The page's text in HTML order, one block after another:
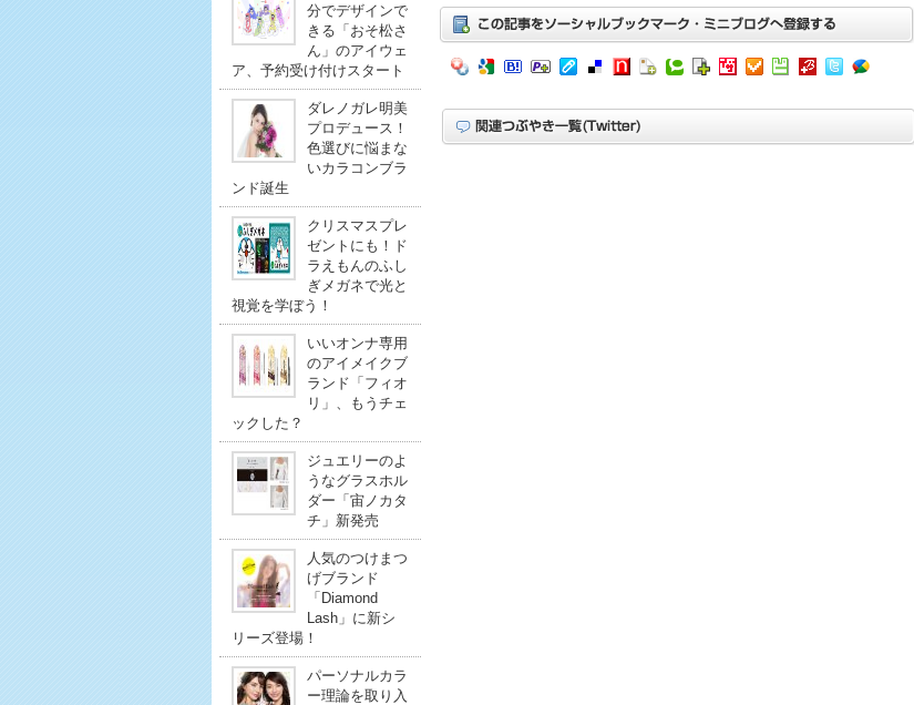
分でデザインで
きる「おそ松さ
ん」のアイウェ
ア、予約受け付けスタート
ダレノガレ明美
プロデュース！
色選びに悩まな
いカラコンブラ
ンド誕生
クリスマスプレ
ゼントにも！ド
ラえもんのふし
ぎメガネで光と
視覚を学ぼう！
いいオンナ専用
のアイメイクブ
ランド「フィオ
リ」、もうチェ
ックした？
ジュエリーのよ
うなグラスホル
ダー「宙ノカタ
チ」新発売
人気のつけまつ
げブランド
「Diamond
Lash」に新シ
リーズ登場！
パーソナルカラ
ー理論を取り入